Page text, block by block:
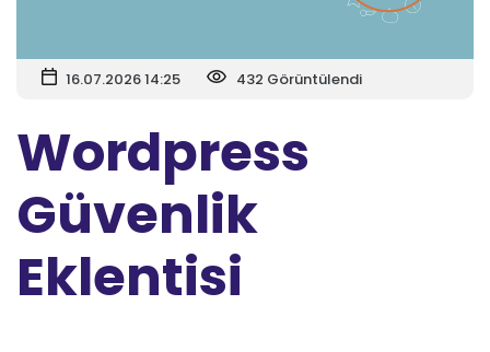
16.07.2026 14:25 432 Görüntülendi
Wordpress
Güvenlik
Eklentisi